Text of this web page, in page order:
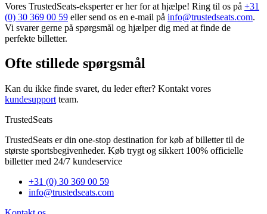
Vores TrustedSeats-eksperter er her for at hjælpe! Ring til os på +31
(0) 30 369 00 59 eller send os en e-mail på info@trustedseats.com.
Vi svarer gerne på spørgsmål og hjælper dig med at finde de
perfekte billetter.
Ofte stillede spørgsmål
Kan du ikke finde svaret, du leder efter? Kontakt vores
kundesupport team.
TrustedSeats
TrustedSeats er din one-stop destination for køb af billetter til de
største sportsbegivenheder. Køb trygt og sikkert 100% officielle
billetter med 24/7 kundeservice
+31 (0) 30 369 00 59
info@trustedseats.com